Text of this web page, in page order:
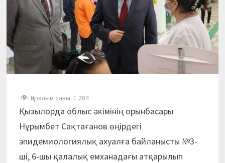
Қаралым саны: 1 284
Қызылорда облыс әкімінің орынбасары
Нұрымбет Сақтағанов өңiрдегi
эпидемиологиялық ахуалға байланысты №3-
шi, 6-шы қалалық емханадағы атқарылып